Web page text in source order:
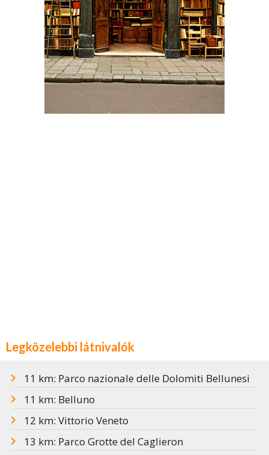
Legközelebbi látnivalók
11 km: Parco nazionale delle Dolomiti Bellunesi
11 km: Belluno
12 km: Vittorio Veneto
13 km: Parco Grotte del Caglieron